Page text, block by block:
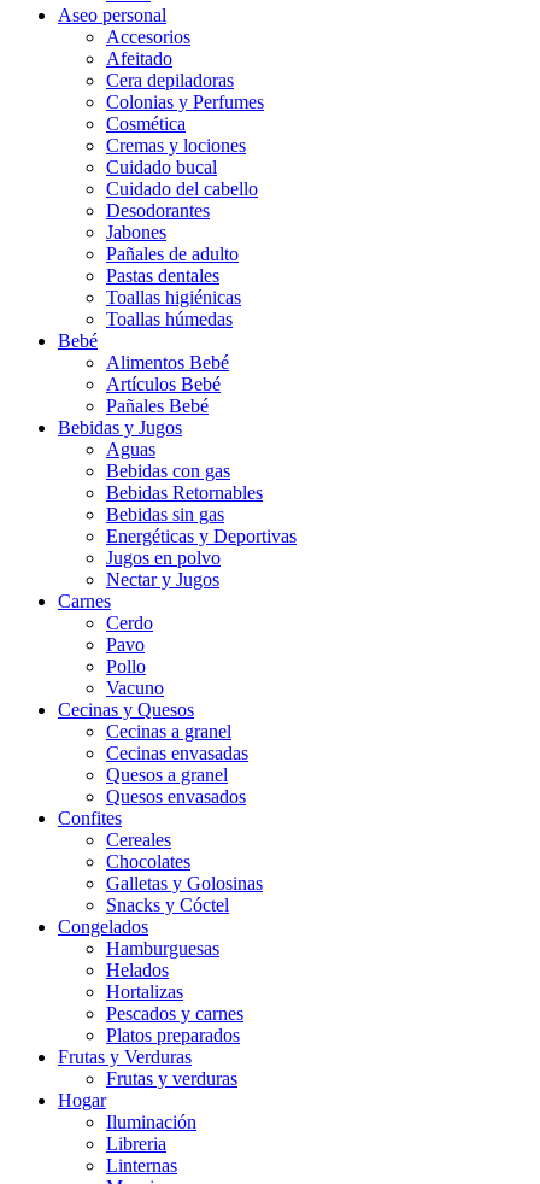
Aseo personal
Accesorios
Afeitado
Cera depiladoras
Colonias y Perfumes
Cosmética
Cremas y lociones
Cuidado bucal
Cuidado del cabello
Desodorantes
Jabones
Pañales de adulto
Pastas dentales
Toallas higiénicas
Toallas húmedas
Bebé
Alimentos Bebé
Artículos Bebé
Pañales Bebé
Bebidas y Jugos
Aguas
Bebidas con gas
Bebidas Retornables
Bebidas sin gas
Energéticas y Deportivas
Jugos en polvo
Nectar y Jugos
Carnes
Cerdo
Pavo
Pollo
Vacuno
Cecinas y Quesos
Cecinas a granel
Cecinas envasadas
Quesos a granel
Quesos envasados
Confites
Cereales
Chocolates
Galletas y Golosinas
Snacks y Cóctel
Congelados
Hamburguesas
Helados
Hortalizas
Pescados y carnes
Platos preparados
Frutas y Verduras
Frutas y verduras
Hogar
Iluminación
Libreria
Linternas